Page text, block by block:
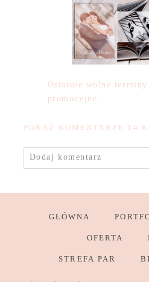
Ostatnie wolne
promocyjne…
POKAŻ KOMENTARZE 14
Dodaj komentarz
GŁÓWNA
OFERTA
STREFA PAR